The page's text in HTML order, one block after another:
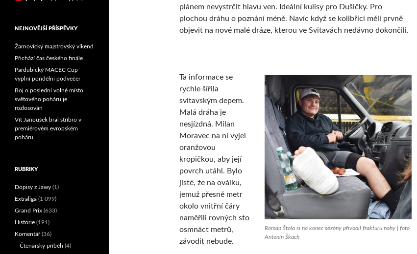
plánem nevystrčit hlavu ven. Ideální kulisy pro Dušičky. Pro
plochou dráhu o poznání méně. Navíc když se kolibříci měli prvně
objevit na nové malé dráze, kterou ve Svitavách nedávno dokončili.
Roman Štola si na konec sezóny přivodil frakturu nohy | foto
Antonín Škach
Ta informace se
rychle šířila
svitavským depem.
Malá dráha je
nesjízdná. Milan
Moravec na ní vyjel
oranžovou
kropičkou, aby její
povrch utáhl. Bylo
jisté, že na oválku,
jemuž přesně metr
okolo vnitřní čáry
naměřili rovných sto
osmnáct metrů,
závodit nebude.
NEJNOVĚJŠÍ PŘÍSPĚVKY
Žarnovický majstrovský víkend
Přichází čas českého finále
Pardubický MACEC Cup
vyplní pondělní podvečer
Boj o poslední volné místo
světového poháru je
rozlosován
Vít Janoušek bral stříbro v
premiérovém evropském
poháru
RUBRIKY
Dopisy z Jawy (1)
Extraliga (1 099)
Grand Prix (633)
Historie (191)
Komentář(36)
Čtenářský příběh (4)